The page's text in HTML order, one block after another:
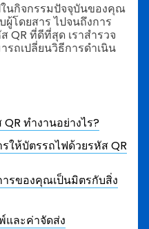
นกิจกรรมปัจจุบันของคุณ
โดยสาร ไปจนถึงการ
QR ที่ดีที่สุด เราสำรวจ
รถเปลี่ยนวิธีการดำเนิน
ทำงานอย่างไร?
ให้บัตรรถไฟด้วยรหัส QR
รของคุณเป็นมิตรกับสิ่ง
และค่าจัดส่ง